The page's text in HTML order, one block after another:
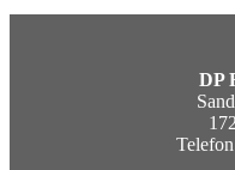
DP
Telefon